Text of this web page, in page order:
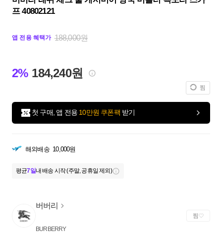
프 40802121
앱 전용 혜택가 188,000원
2% 184,240원
찜
첫 구매, 앱 전용 10만원 쿠폰팩 받기
해외배송 10,000원
평균7일내 배송 시작 (주말, 공휴일 제외)
버버리
BURBERRY
찜